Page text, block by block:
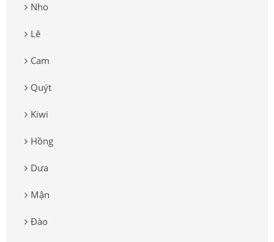
Nho
Lê
Cam
Quýt
Kiwi
Hồng
Dưa
Mận
Đào